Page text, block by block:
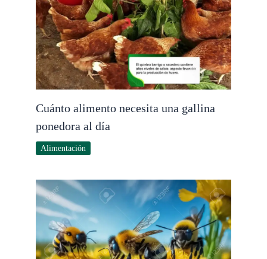
Cuánto alimento necesita una gallina
ponedora al día
Alimentación